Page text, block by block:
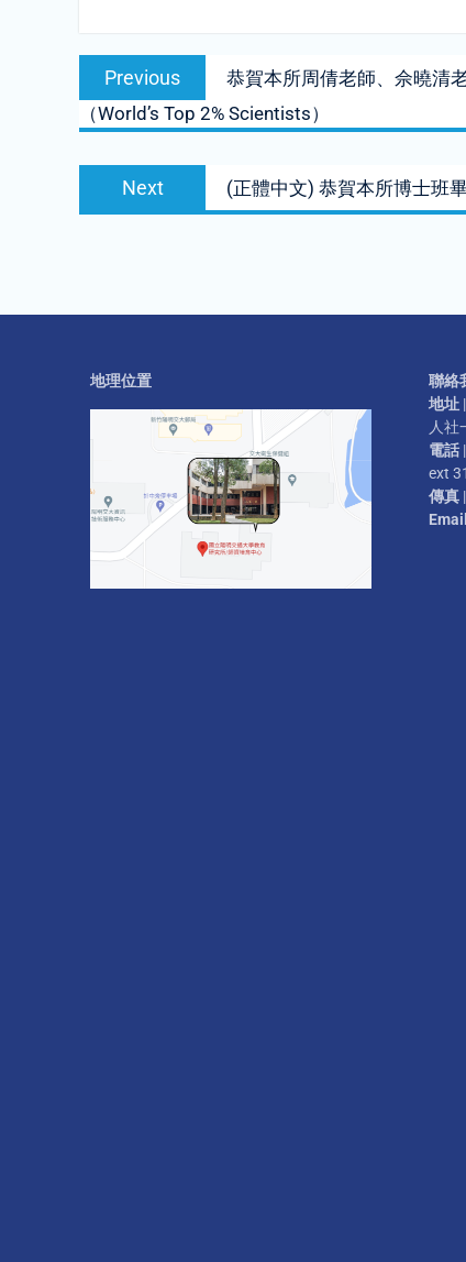
Post
navigation
Previous
Previous
post:
恭賀本所周倩老師、佘曉清
（World’s Top 2% Scientists）
Next
Next
post:
(正體中文) 恭賀本所博士班
地理位置
聯絡
地址
人社
電話|
ext
傳真|
Email